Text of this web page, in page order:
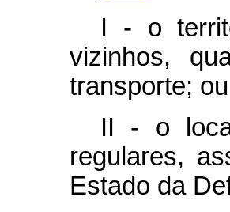
I - o
vizinhos,
transporte; ou
II - o
regulares,
Estado da